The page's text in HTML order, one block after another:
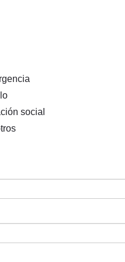
social
ES GUINEA.
Entidad